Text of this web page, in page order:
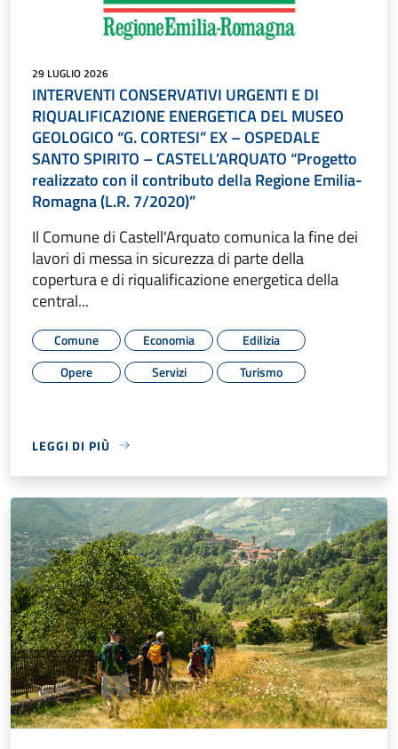
29 LUGLIO 2026
INTERVENTI CONSERVATIVI URGENTI E DI
RIQUALIFICAZIONE ENERGETICA DEL MUSEO
GEOLOGICO “G. CORTESI” EX – OSPEDALE
SANTO SPIRITO – CASTELL’ARQUATO “Progetto
realizzato con il contributo della Regione Emilia-
Romagna (L.R. 7/2020)”
Il Comune di Castell'Arquato comunica la fine dei
lavori di messa in sicurezza di parte della
copertura e di riqualificazione energetica della
central...
Comune Economia
Edilizia
Opere
Servizi Turismo
LEGGI DI PIÙ